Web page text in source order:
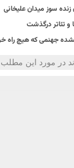
زنده سوز میدان علیخانی
و تئاتر درگذشت
جهنمی که هیچ راه
در مورد این مطلب